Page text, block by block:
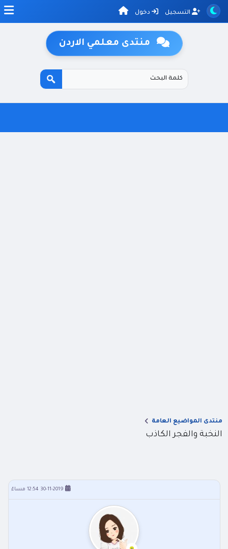
التسجيل دخول
منتدى معلمي الاردن
منتدى المواضيع العامة
النخبة والفجر الكاذب
30-11-2019 12:54 مساءً